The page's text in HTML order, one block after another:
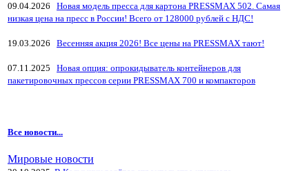
09.04.2026
Новая модель пресса для картона PRESSMAX 502. Самая
низкая цена на пресс в России! Всего от 128000 рублей с НДС!
19.03.2026 Весенняя акция 2026! Все цены на PRESSMAX тают!
07.11.2025
Новая опция: опрокидыватель контейнеров для
пакетировочных прессов серии PRESSMAX 700 и компакторов
Все новости...
Мировые новости